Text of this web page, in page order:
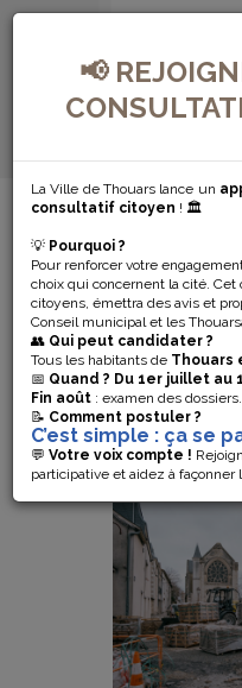
📢
La Ville de Thouars lance un
consultatif citoyen ! 🏛️
💡 Pourquoi ?
Pour renforcer votre
choix qui concernent la cité.
citoyens, émettra des avis et
Conseil municipal et les
👥 Qui peut candidater ?
Tous les habitants de Thouars
📅 Quand ? Du 1er juillet au
Fin août : examen des dossiers.
📝 Comment postuler ?
C’est simple : ça se
💬 Votre voix compte !
participative et aidez à façonner
MENU
DE
POINT
JUIN 2022